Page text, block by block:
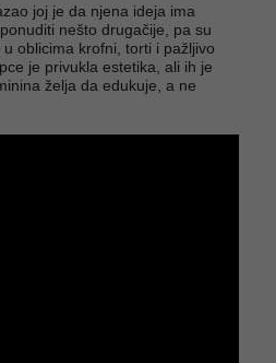
joj je da njena ideja ima
nešto drugačije, pa su
oblicima krofni, torti i pažljivo
je privukla estetika, ali ih je
želja da edukuje, a ne